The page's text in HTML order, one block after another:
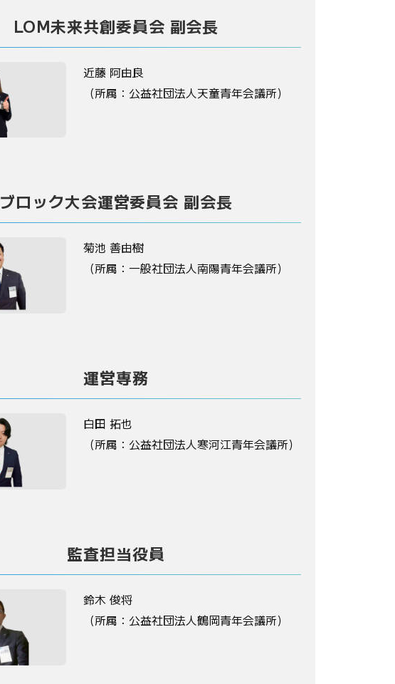
LOM未来共創委員会 副会長
近藤 阿由良
（所属：公益社団法人天童青年会議所）
ブロック大会運営委員会 副会長
菊池 善由樹
（所属：一般社団法人南陽青年会議所）
運営専務
白田 拓也
（所属：公益社団法人寒河江青年会議所）
監査担当役員
鈴木 俊将
（所属：公益社団法人鶴岡青年会議所）